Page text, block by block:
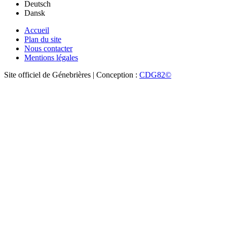
Deutsch
Dansk
Accueil
Plan du site
Nous contacter
Mentions légales
Site officiel de Génebrières | Conception : CDG82©